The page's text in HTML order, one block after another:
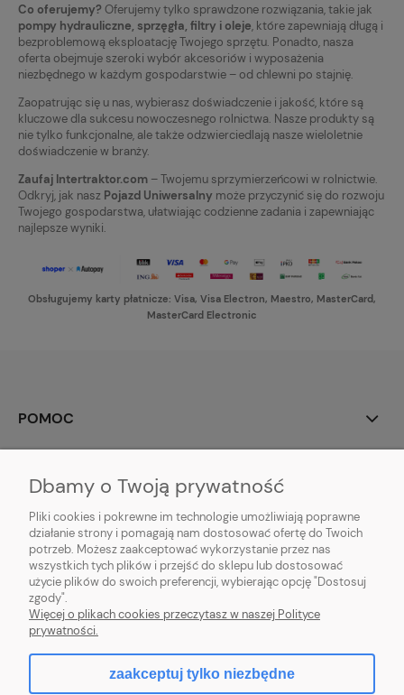
Co oferujemy? Oferujemy tylko sprawdzone rozwiązania, takie jak
pompy hydrauliczne, sprzęgła, filtry i oleje, które zapewniają długą i
bezproblemową eksploatację Twojego sprzętu. Ponadto, nasza
oferta obejmuje szeroki wybór akcesoriów i wyposażenia
niezbędnego w każdym gospodarstwie – od chlewni po stajnię.
Zaopatrując się u nas, wybierasz doświadczenie i jakość, które są
kluczowe dla sukcesu nowoczesnego rolnictwa. Nasze produkty są
nie tylko funkcjonalne, ale także odzwierciedlają nasze wieloletnie
doświadczenie w branży.
Zaufaj Intertraktor.com – Twojemu sprzymierzeńcowi w rolnictwie.
Odkryj, jak nasz Pojazd Uniwersalny może przyczynić się do rozwoju
Twojego gospodarstwa, ułatwiając codzienne zadania i zapewniając
najlepsze wyniki.
Obsługujemy karty płatnicze: Visa, Visa Electron, Maestro, MasterCard,
MasterCard Electronic
POMOC
PŁATNOŚCI I DOSTAWA
INFORMACJE
O NAS
Dbamy o Twoją prywatność
Pliki cookies i pokrewne im technologie umożliwiają poprawne
działanie strony i pomagają nam dostosować ofertę do Twoich
potrzeb. Możesz zaakceptować wykorzystanie przez nas
wszystkich tych plików i przejść do sklepu lub dostosować
użycie plików do swoich preferencji, wybierając opcję "Dostosuj
zgody".
Więcej o plikach cookies przeczytasz w naszej Polityce
prywatności.
zaakceptuj tylko niezbędne